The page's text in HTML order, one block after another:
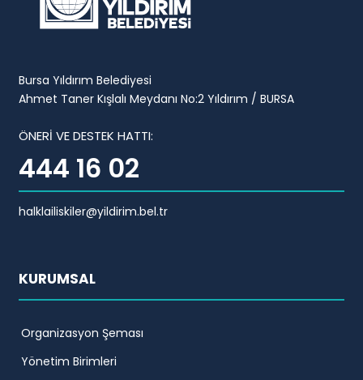
Bursa Yıldırım Belediyesi
Ahmet Taner Kışlalı Meydanı No:2 Yıldırım / BURSA
ÖNERİ VE DESTEK HATTI:
444 16 02
halklailiskiler@yildirim.bel.tr
KURUMSAL
Organizasyon Şeması
Yönetim Birimleri